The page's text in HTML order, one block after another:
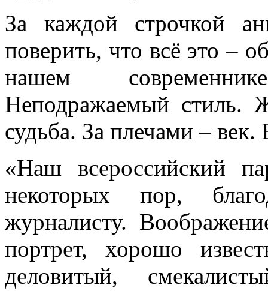
За каждой строчкой
поверить, что всё это –
нашем
Неподражаемый стиль.
судьба. За плечами –
«Наш всероссийский
некоторых пор,
журналисту.
портрет, хорошо
деловитый,